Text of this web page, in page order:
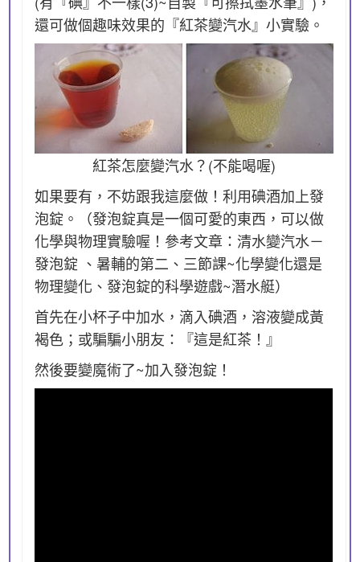
還可做個趣味效果的『紅茶變汽水』小實驗。
紅茶怎麼變汽水？(不能喝喔)
如果要有，不妨跟我這麼做！利用碘酒加上發
泡錠。（發泡錠真是一個可愛的東西，可以做
化學與物理實驗喔！參考文章：清水變汽水－
發泡錠 、暑輔的第二、三節課~化學變化還是
物理變化、發泡錠的科學遊戲~潛水艇）
首先在小杯子中加水，滴入碘酒，溶液變成黃
褐色；或騙騙小朋友：『這是紅茶！』
然後要變魔術了~加入發泡錠！